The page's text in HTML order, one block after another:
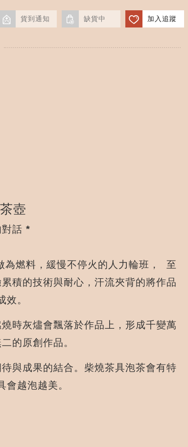
貨到通知 缺貨中 加入追蹤
壺
話 *
燃料，緩慢不停火的人力輪班， 至
積的技術與耐心，汗流夾背的將作品
。
時灰燼會飄落於作品上，形成千變萬
的原創作品。
與成果的結合。柴燒茶具泡茶會有特
越泡越美。